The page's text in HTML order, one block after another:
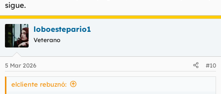
sigue.
loboestepario1
Veterano
5 Mar 2026 #10
elcliente rebuznó: